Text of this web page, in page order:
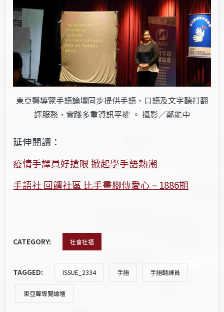
東亞聾導覽手語論壇同步提供手語、口語及文字聽打翻
譯服務，實踐多重資訊平權 。 攝影／鄭能中
延伸閱讀：
疫情手譯員好搶眼 掀起學手語熱潮
手語社 回饋社區 比手畫腳傳愛心 – 1886期
CATEGORY: 社會社福
TAGGED: ISSUE_2334 手語 手語翻譯員
東亞聾導覽論壇